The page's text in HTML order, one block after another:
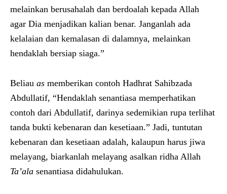
melainkan berusahalah dan berdoalah kepada Allah
agar Dia menjadikan kalian benar. Janganlah ada
kelalaian dan kemalasan di dalamnya, melainkan
hendaklah bersiap siaga.”
Beliau as memberikan contoh Hadhrat Sahibzada
Abdullatif, “Hendaklah senantiasa memperhatikan
contoh dari Abdullatif, darinya sedemikian rupa terlihat
tanda bukti kebenaran dan kesetiaan.” Jadi, tuntutan
kebenaran dan kesetiaan adalah, kalaupun harus jiwa
melayang, biarkanlah melayang asalkan ridha Allah
Ta’ala senantiasa didahulukan.